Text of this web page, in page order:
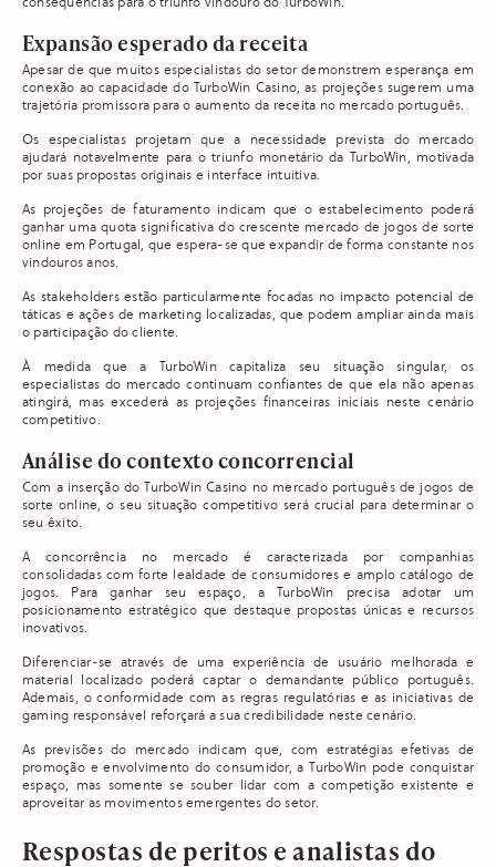
consequências para o triunfo vindouro do TurboWin.
Expansão esperado da receita
Apesar de que muitos especialistas do setor demonstrem esperança em
conexão ao capacidade do TurboWin Casino, as projeções sugerem uma
trajetória promissora para o aumento da receita no mercado português.
Os especialistas projetam que a necessidade prevista do mercado
ajudará notavelmente para o triunfo monetário da TurboWin, motivada
por suas propostas originais e interface intuitiva.
As projeções de faturamento indicam que o estabelecimento poderá
ganhar uma quota significativa do crescente mercado de jogos de sorte
online em Portugal, que espera-se que expandir de forma constante nos
vindouros anos.
As stakeholders estão particularmente focadas no impacto potencial de
táticas e ações de marketing localizadas, que podem ampliar ainda mais
o participação do cliente.
À medida que a TurboWin capitaliza seu situação singular, os
especialistas do mercado continuam confiantes de que ela não apenas
atingirá, mas excederá as projeções financeiras iniciais neste cenário
competitivo.
Análise do contexto concorrencial
Com a inserção do TurboWin Casino no mercado português de jogos de
sorte online, o seu situação competitivo será crucial para determinar o
seu êxito.
A concorrência no mercado é caracterizada por companhias
consolidadas com forte lealdade de consumidores e amplo catálogo de
jogos. Para ganhar seu espaço, a TurboWin precisa adotar um
posicionamento estratégico que destaque propostas únicas e recursos
inovativos.
Diferenciar-se através de uma experiência de usuário melhorada e
material localizado poderá captar o demandante público português.
Ademais, o conformidade com as regras regulatórias e as iniciativas de
gaming responsável reforçará a sua credibilidade neste cenário.
As previsões do mercado indicam que, com estratégias efetivas de
promoção e envolvimento do consumidor, a TurboWin pode conquistar
espaço, mas somente se souber lidar com a competição existente e
aproveitar as movimentos emergentes do setor.
Respostas de peritos e analistas do